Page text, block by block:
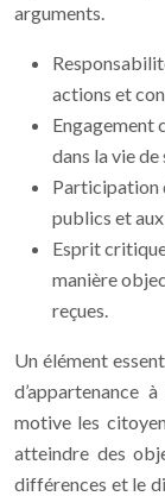
arguments.
actions et
Engagement
dans la vie
Participation
publics et
Esprit
manière
reçues.
Un élément
d’appartenance
motive les
atteindre des
différences et le